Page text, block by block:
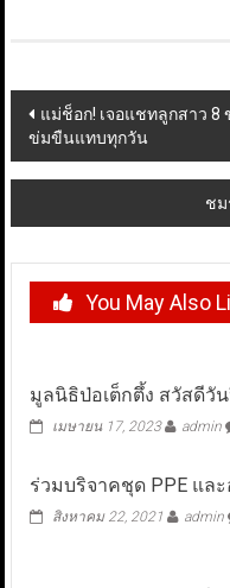
Post
navigation
แม่ช็อก! เจอแชทลูกสาว 8
ข่มขืนแทบทุกวัน
ชม
You May Also
มูลนิธิป่อเต็กตึ้ง สวัสดีวั
เมษายน 17, 2023 admin
ร่วมบริจาคชุด PPE แล
สิงหาคม 22, 2021 admin